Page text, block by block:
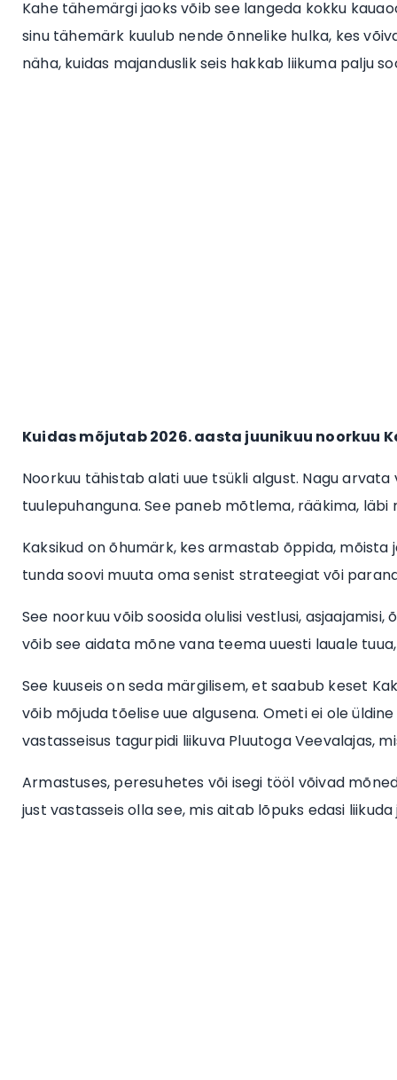
Kahe tähemärgi jaoks võib see langeda kokku
sinu tähemärk kuulub nende õnnelike hulka, kes
näha, kuidas majanduslik seis hakkab liikuma palju
Kuidas mõjutab 2026. aasta juunikuu noorkuu
Noorkuu tähistab alati uue tsükli algust. Nagu
tuulepuhanguna. See paneb mõtlema, rääkima,
Kaksikud on õhumärk, kes armastab õppida,
tunda soovi muuta oma senist strateegiat või
See noorkuu võib soosida olulisi vestlusi,
võib see aidata mõne vana teema uuesti lauale
See kuuseis on seda märgilisem, et saabub keset
võib mõjuda tõelise uue algusena. Ometi ei ole
vastasseisus tagurpidi liikuva Pluutoga Veevalajas,
Armastuses, peresuhetes või isegi tööl võivad
just vastasseis olla see, mis aitab lõpuks edasi